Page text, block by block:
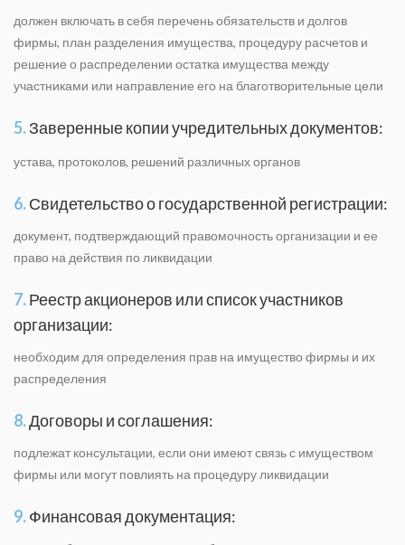
должен включать в себя перечень обязательств и долгов
фирмы, план разделения имущества, процедуру расчетов и
решение о распределении остатка имущества между
участниками или направление его на благотворительные цели
5.Заверенные копии учредительных документов:
устава, протоколов, решений различных органов
6.Свидетельство о государственной регистрации:
документ, подтверждающий правомочность организации и ее
право на действия по ликвидации
7.Реестр акционеров или список участников
организации:
необходим для определения прав на имущество фирмы и их
распределения
8.Договоры и соглашения:
подлежат консультации, если они имеют связь с имуществом
фирмы или могут повлиять на процедуру ликвидации
9.Финансовая документация: